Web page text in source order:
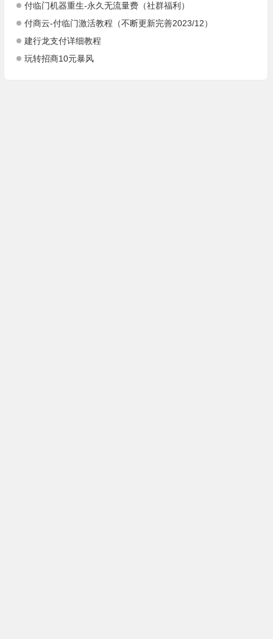
付临门机器重生-永久无流量费（社群福利）
付商云-付临门激活教程（不断更新完善2023/12）
建行龙支付详细教程
玩转招商10元暴风